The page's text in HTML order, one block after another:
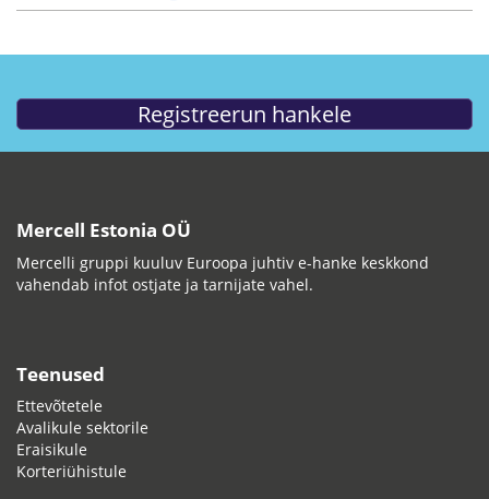
Mercell Estonia OÜ
Mercelli gruppi kuuluv Euroopa juhtiv e-hanke keskkond
vahendab infot ostjate ja tarnijate vahel.
Teenused
Ettevõtetele
Avalikule sektorile
Eraisikule
Korteriühistule